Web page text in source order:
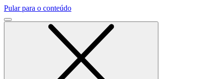
Pular para o conteúdo